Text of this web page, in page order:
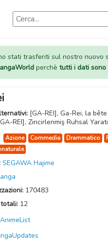
stati trasferiti sul nostro nuovo
perchè tutti i dati sono
[GA-REI], Ga-Rei, la
REI], Zincirlenmiş Ruhsal
Azione Commedia Drammatico
SEGAWA Hajime
170483
12